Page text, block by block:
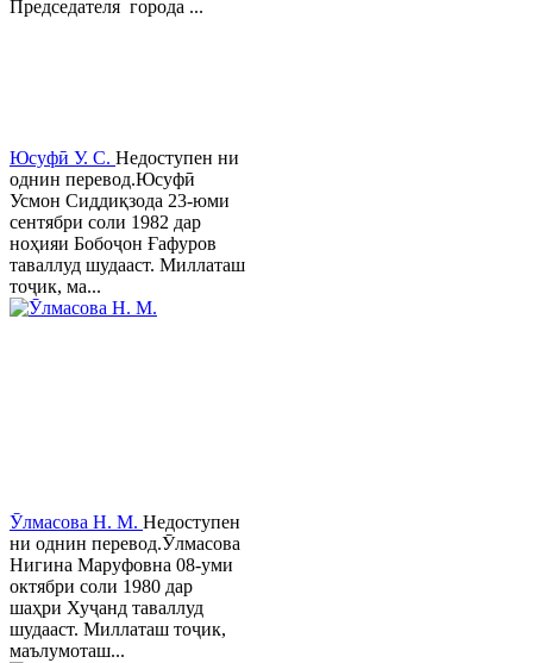
Председателя города ...
Юсуфӣ У. C. Недоступен ни
однин перевод.Юсуфӣ
Усмон Сиддиқзода 23-юми
сентябри соли 1982 дар
ноҳияи Бобоҷон Ғафуров
таваллуд шудааст. Миллаташ
тоҷик, ма...
Ӯлмасова Н. М. Недоступен
ни однин перевод.Ӯлмасова
Нигина Маруфовна 08-уми
октябри соли 1980 дар
шаҳри Хуҷанд таваллуд
шудааст. Миллаташ тоҷик,
маълумоташ...